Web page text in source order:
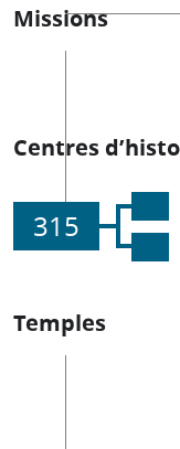
Missions
Centres
315
Temples